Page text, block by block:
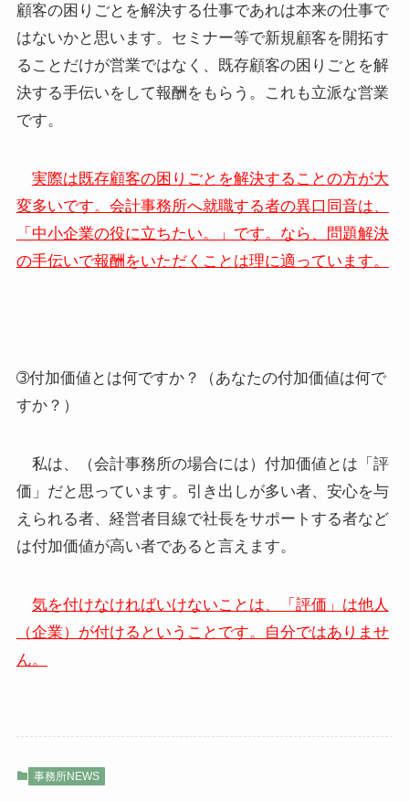
顧客の困りごとを解決する仕事であれは本来の仕事で
はないかと思います。セミナー等で新規顧客を開拓す
ることだけが営業ではなく、既存顧客の困りごとを解
決する手伝いをして報酬をもらう。これも立派な営業
です。
実際は既存顧客の困りごとを解決することの方が大
変多いです。会計事務所へ就職する者の異口同音は、
「中小企業の役に立ちたい。」です。なら、問題解決
の手伝いで報酬をいただくことは理に適っています。
➂付加価値とは何ですか？（あなたの付加価値は何で
すか？）
私は、（会計事務所の場合には）付加価値とは「評
価」だと思っています。引き出しが多い者、安心を与
えられる者、経営者目線で社長をサポートする者など
は付加価値が高い者であると言えます。
気を付けなければいけないことは、「評価」は他人
（企業）が付けるということです。自分ではありませ
ん。
事務所NEWS